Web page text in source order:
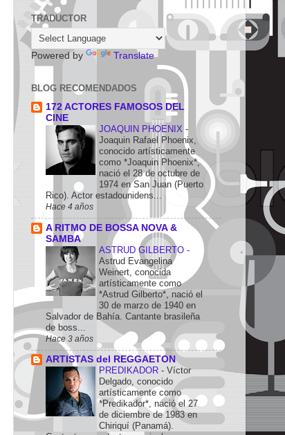
TRADUCTOR
Powered by Translate
BLOG RECOMENDADOS
172 ACTORES FAMOSOS DEL
CINE
JOAQUIN PHOENIX -
Joaquin Rafael Phoenix,
conocido artísticamente
como *Joaquin Phoenix*,
nació el 28 de octubre de
1974 en San Juan (Puerto
Rico). Actor estadounidens...
Hace 4 años
A RITMO DE BOSSA NOVA &
SAMBA
ASTRUD GILBERTO -
Astrud Evangelina
Weinert, conocida
artísticamente como
*Astrud Gilberto*, nació el
30 de marzo de 1940 en
Salvador de Bahía. Cantante brasileña
de boss...
Hace 3 años
ARTISTAS del REGGAETON
PREDIKADOR - Víctor
Delgado, conocido
artísticamente como
*Predikador*, nació el 27
de diciembre de 1983 en
Chiriquí (Panamá).